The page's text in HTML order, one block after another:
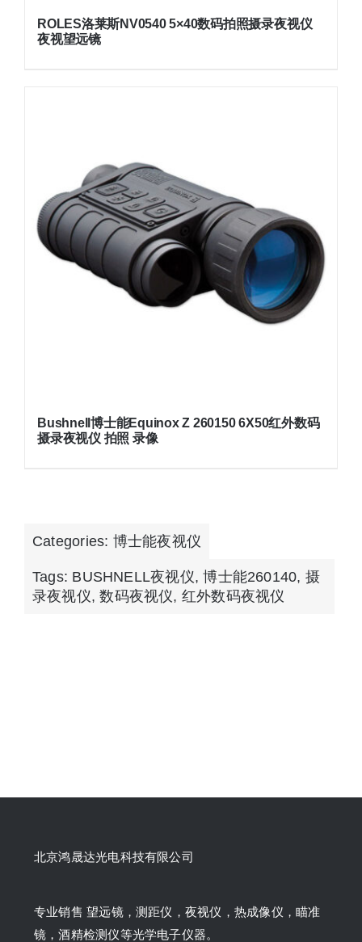
ROLES洛莱斯NV0540 5×40数码拍照摄录夜视仪
夜视望远镜
Bushnell博士能Equinox Z 260150 6X50红外数码
摄录夜视仪 拍照 录像
Categories: 博士能夜视仪
Tags: BUSHNELL夜视仪,博士能260140, 摄
录夜视仪,数码夜视仪, 红外数码夜视仪
北京鸿晟达光电科技有限公司
专业销售 望远镜，测距仪，夜视仪，热成像仪，瞄准
镜，酒精检测仪等光学电子仪器。